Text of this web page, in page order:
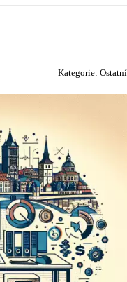
Kategorie: Ostatní